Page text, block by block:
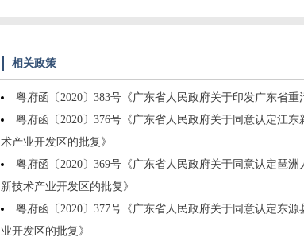
相关政策
粤府函〔2020〕383号《广东省人民政府关于印发广东省重
粤府函〔2020〕376号《广东省人民政府关于同意认定江
术产业开发区的批复》
粤府函〔2020〕369号《广东省人民政府关于同意认定琶
新技术产业开发区的批复》
粤府函〔2020〕377号《广东省人民政府关于同意认定东
业开发区的批复》